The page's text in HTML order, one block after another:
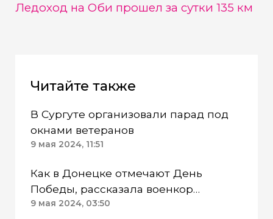
Ледоход на Оби прошел за сутки 135 км
Читайте также
В Сургуте организовали парад под
окнами ветеранов
9 мая 2024, 11:51
Как в Донецке отмечают День
Победы, рассказала военкор
«Мегаполиса» Нэан
9 мая 2024, 03:50